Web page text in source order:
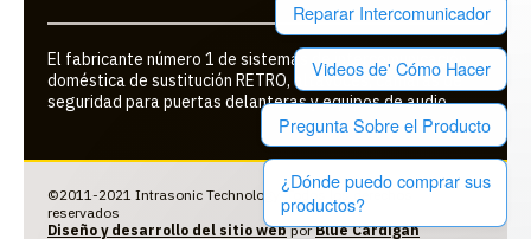
El fabricante número 1 de sistemas de intercomunicación
doméstica de sustitución RETRO, altavoces, cámaras de
seguridad para puertas delanteras y equipos de audio
©2011-2021 Intrasonic Technology, Todos los derechos
reservados
Diseño y desarrollo del sitio webporBlue Cardigan
Reparar Intercomunicador
Videos de' Cómo Hacer
Pregunta Sobre el Producto
¿Dónde puedo comprar sus
productos?